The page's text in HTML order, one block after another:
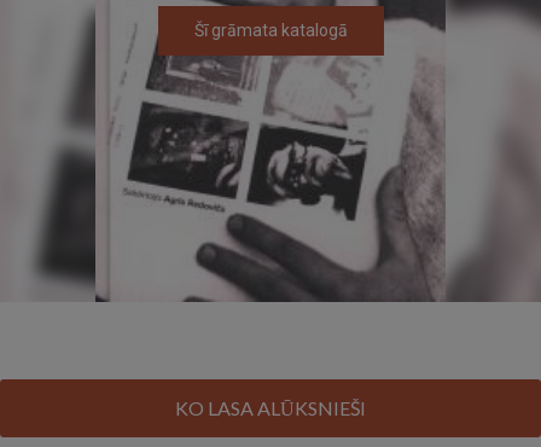
Šī grāmata katalogā
KO LASA ALŪKSNIEŠI